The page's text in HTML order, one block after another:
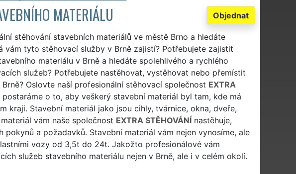
Objednat
MATERIÁLU
stěhování stavebních materiálů ve městě Brno a hledáte
vám tyto stěhovací služby v Brně zajistí? Potřebujete zajistit
materiálu v Brně a hledáte spolehlivého a rychlého
služeb? Potřebujete nastěhovat, vystěhovat nebo přemístit
Oslovte naší profesionální stěhovací společnost EXTRA
o to, aby veškerý stavební materiál byl tam, kde má
kraji. Stavební materiál jako jsou cihly, tvárnice, okna, dveře,
vám naše společnost EXTRA STĚHOVÁNÍnastěhuje,
a požadavků. Stavební materiál vám nejen vynosíme, ale
vozy od 3,5t do 24t. Jakožto profesionálové vám
služeb stavebního materiálu nejen v Brně, ale i v celém okolí.